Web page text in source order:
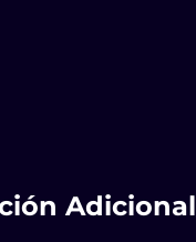
Adicional